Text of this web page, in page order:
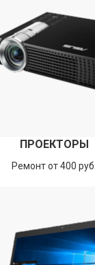
ПРОЕКТОРЫ
Ремонт от 400 руб.